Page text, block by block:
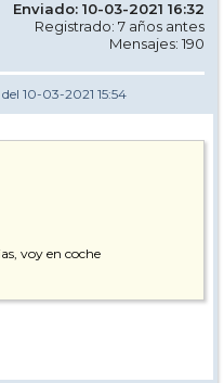
Enviado: 10-03-2021 16:32
Registrado: 7 años antes
Mensajes: 190
del 10-03-2021 15:54
voy en coche